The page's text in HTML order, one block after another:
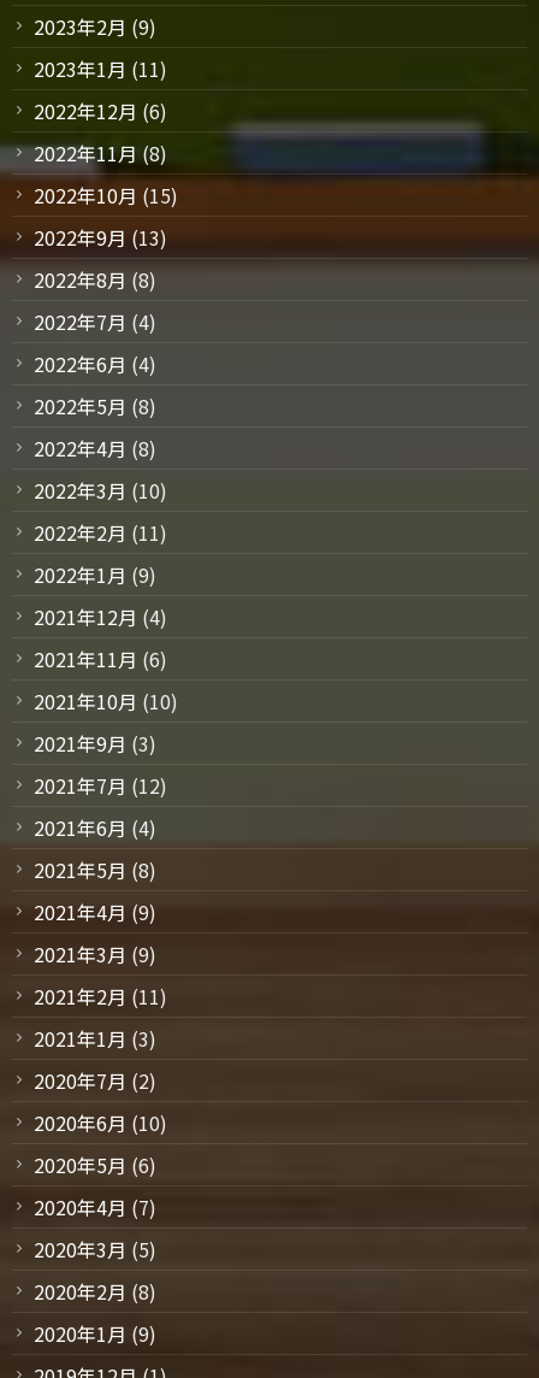
2023年2月 (9)
2023年1月 (11)
2022年12月 (6)
2022年11月 (8)
2022年10月 (15)
2022年9月 (13)
2022年8月 (8)
2022年7月 (4)
2022年6月 (4)
2022年5月 (8)
2022年4月 (8)
2022年3月 (10)
2022年2月 (11)
2022年1月 (9)
2021年12月 (4)
2021年11月 (6)
2021年10月 (10)
2021年9月 (3)
2021年7月 (12)
2021年6月 (4)
2021年5月 (8)
2021年4月 (9)
2021年3月 (9)
2021年2月 (11)
2021年1月 (3)
2020年7月 (2)
2020年6月 (10)
2020年5月 (6)
2020年4月 (7)
2020年3月 (5)
2020年2月 (8)
2020年1月 (9)